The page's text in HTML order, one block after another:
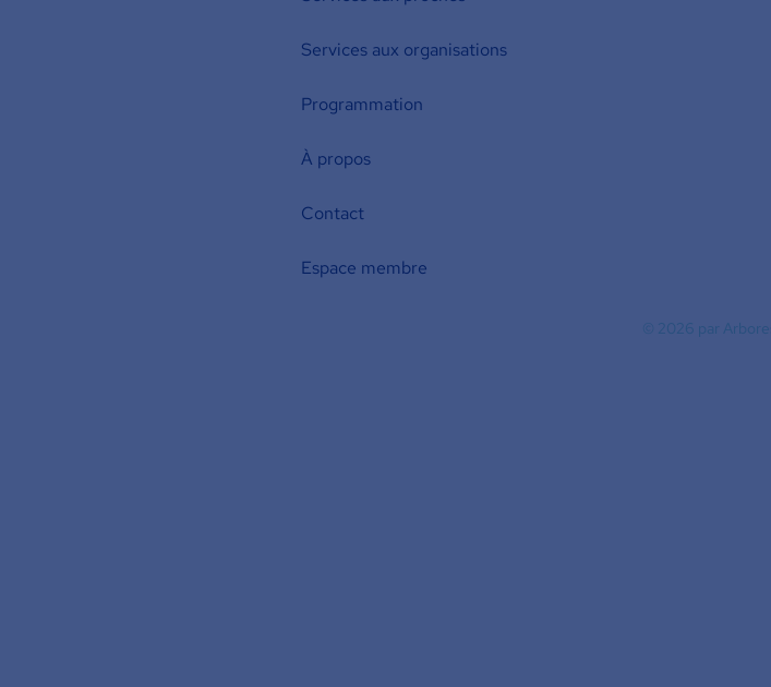
Services aux organisations
Programmation
À propos
Contact
Espace membre
© 2026 par